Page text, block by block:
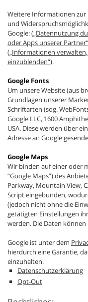
Weitere Informationen zur
und
Google: („Datennutzung
oder Apps unserer Partner“
(„Informationen
einzublenden“).
Google Fonts
Um unsere Website (aus
Grundlagen unserer
Schriftarten (sog.
Google LLC, 1600
USA. Diese werden über
Adresse an Google
Google Maps
Wir binden auf einer oder
“Google Maps”) des
Parkway, Mountain View,
Script eingebunden,
(jedoch nicht ohne die
getätigten Einstellungen
werden. Die Daten
Google ist unter dem
hierdurch eine Garantie,
einzuhalten.
Datenschutzerklärung
Opt-Out